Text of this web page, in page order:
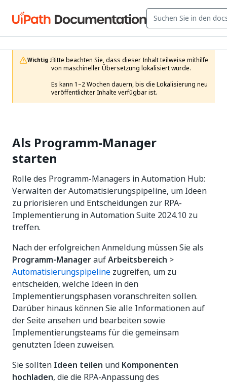
Wichtig :Bitte beachten Sie, dass dieser Inhalt teilweise mithilfe
von maschineller Übersetzung lokalisiert wurde.
Es kann 1–2 Wochen dauern, bis die Lokalisierung neu
veröffentlichter Inhalte verfügbar ist.
Als Programm-Manager
starten
Rolle des Programm-Managers in Automation Hub:
Verwalten der Automatisierungspipeline, um Ideen
zu priorisieren und Entscheidungen zur RPA-
Implementierung in Automation Suite 2024.10 zu
treffen.
Nach der erfolgreichen Anmeldung müssen Sie als
Programm-ManageraufArbeitsbereich >
Automatisierungspipeline zugreifen, um zu
entscheiden, welche Ideen in den
Implementierungsphasen voranschreiten sollen.
Darüber hinaus können Sie alle Informationen auf
der Seite ansehen und bearbeiten sowie
Implementierungsteams für die gemeinsam
genutzten Ideen zuweisen.
Sie sollten Ideen teilen und Komponenten
hochladen, die die RPA-Anpassung des